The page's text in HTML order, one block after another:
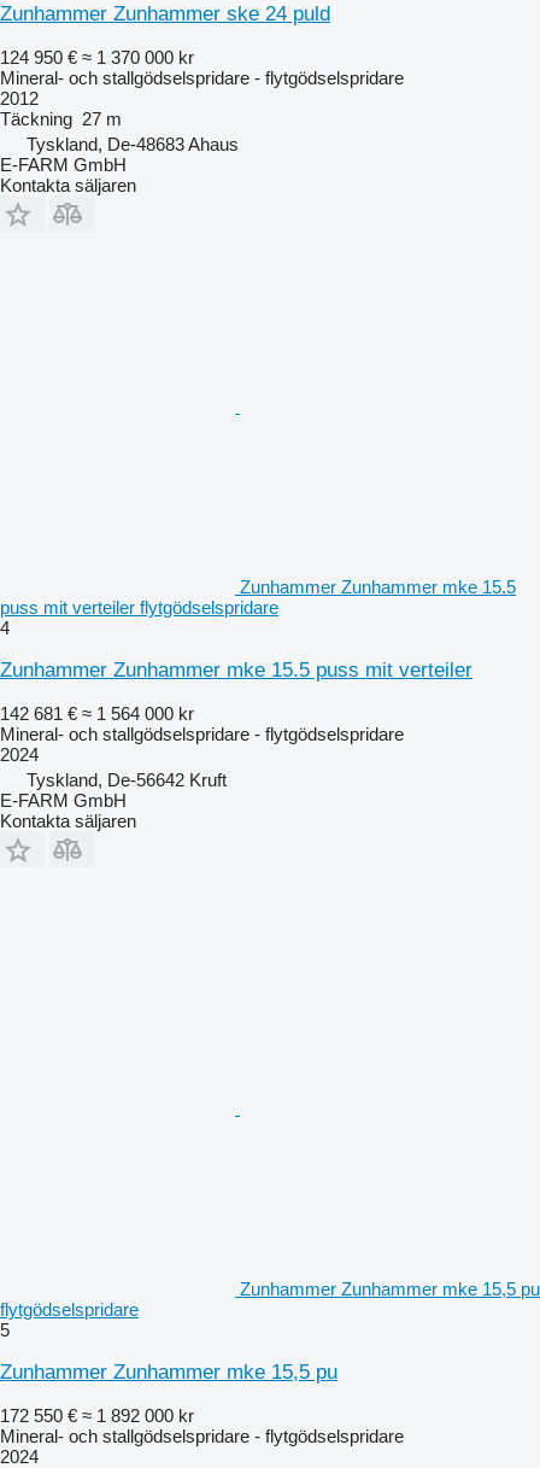
Zunhammer Zunhammer ske 24 puld
124 950 € ≈ 1 370 000 kr
Mineral- och stallgödselspridare - flytgödselspridare
2012
Täckning 27 m
Tyskland, De-48683 Ahaus
E-FARM GmbH
Kontakta säljaren
Zunhammer Zunhammer mke 15.5
puss mit verteiler flytgödselspridare
4
Zunhammer Zunhammer mke 15.5 puss mit verteiler
142 681 € ≈ 1 564 000 kr
Mineral- och stallgödselspridare - flytgödselspridare
2024
Tyskland, De-56642 Kruft
E-FARM GmbH
Kontakta säljaren
Zunhammer Zunhammer mke 15,5 pu
flytgödselspridare
5
Zunhammer Zunhammer mke 15,5 pu
172 550 € ≈ 1 892 000 kr
Mineral- och stallgödselspridare - flytgödselspridare
2024